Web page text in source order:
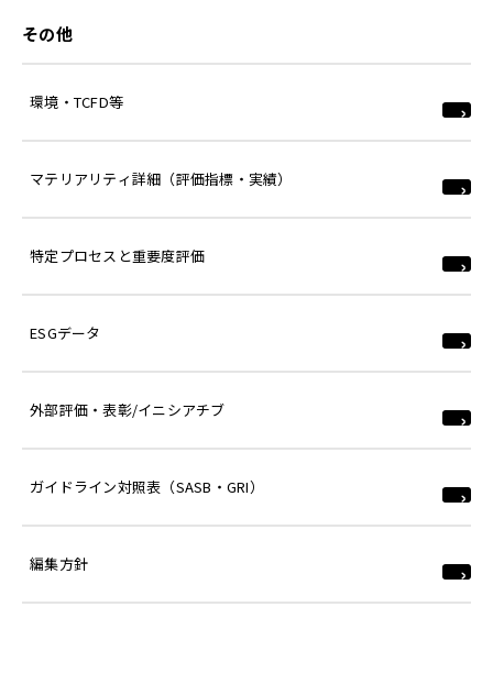
その他
環境・TCFD等
マテリアリティ詳細（評価指標・実績）
特定プロセスと重要度評価
ESGデータ
外部評価・表彰/イニシアチブ
ガイドライン対照表（SASB・GRI）
編集方針